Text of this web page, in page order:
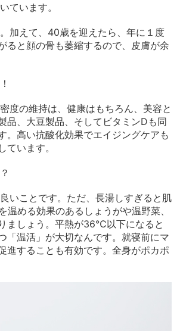
ています。
加えて、40歳を迎えたら、年に１度
ると顔の骨も萎縮するので、皮膚が余
度の維持は、健康はもちろん、美容と
品、大豆製品、そしてビタミンDも同
。高い抗酸化効果でエイジングケアも
います。
いことです。ただ、長湯しすぎると肌
める効果のあるしょうがや温野菜、
ましょう。平熱が36℃以下になると
「温活」が大切なんです。就寝前にマ
進することも有効です。全身がポカポ